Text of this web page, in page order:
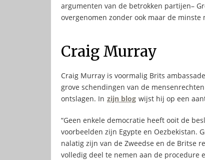
argumenten van de betrokken partijen–
overgenomen zonder ook maar de minste
Craig Murray
Craig Murray is voormalig Brits
grove schendingen van de
ontslagen. In zijn blog wijst hij op een
“Geen enkele democratie heeft ooit de
voorbeelden zijn Egypte en Oezbekistan.
nalatig zijn van de Zweedse en de Britse
volledig deel te nemen aan de procedure